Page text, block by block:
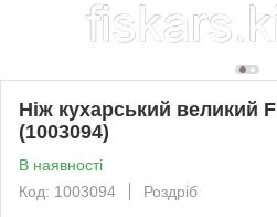
Ніж кухарський великий
(1003094)
В наявності
Код: 1003094
Роздріб